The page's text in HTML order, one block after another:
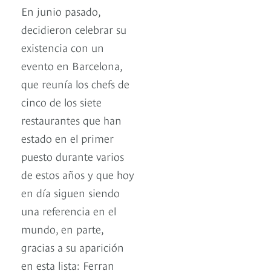
En junio pasado,
decidieron celebrar su
existencia con un
evento en Barcelona,
que reunía los chefs de
cinco de los siete
restaurantes que han
estado en el primer
puesto durante varios
de estos años y que hoy
en día siguen siendo
una referencia en el
mundo, en parte,
gracias a su aparición
en esta lista: Ferran